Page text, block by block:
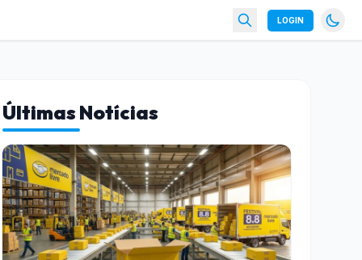
LOGIN
Últimas Notícias